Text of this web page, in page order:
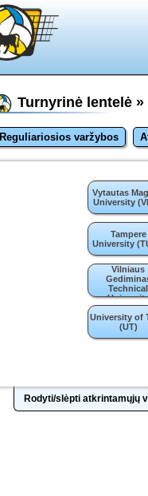
Turnyrinė lentelė »
Reguliariosios varžybos
Vilniaus
Technical
(VILNIUS
University of
(UT)
Vytautas
University
Tampere
University
Rodyti/slėpti atkrintamųjų